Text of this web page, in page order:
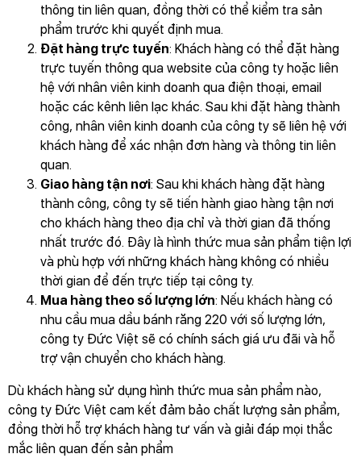
thông tin liên quan, đồng thời có thể kiểm tra sản
phẩm trước khi quyết định mua.
Đặt hàng trực tuyến: Khách hàng có thể đặt hàng
trực tuyến thông qua website của công ty hoặc liên
hệ với nhân viên kinh doanh qua điện thoại, email
hoặc các kênh liên lạc khác. Sau khi đặt hàng thành
công, nhân viên kinh doanh của công ty sẽ liên hệ với
khách hàng để xác nhận đơn hàng và thông tin liên
quan.
Giao hàng tận nơi: Sau khi khách hàng đặt hàng
thành công, công ty sẽ tiến hành giao hàng tận nơi
cho khách hàng theo địa chỉ và thời gian đã thống
nhất trước đó. Đây là hình thức mua sản phẩm tiện lợi
và phù hợp với những khách hàng không có nhiều
thời gian để đến trực tiếp tại công ty.
Mua hàng theo số lượng lớn: Nếu khách hàng có
nhu cầu mua dầu bánh răng 220 với số lượng lớn,
công ty Đức Việt sẽ có chính sách giá ưu đãi và hỗ
trợ vận chuyển cho khách hàng.
Dù khách hàng sử dụng hình thức mua sản phẩm nào,
công ty Đức Việt cam kết đảm bảo chất lượng sản phẩm,
đồng thời hỗ trợ khách hàng tư vấn và giải đáp mọi thắc
mắc liên quan đến sản phẩm